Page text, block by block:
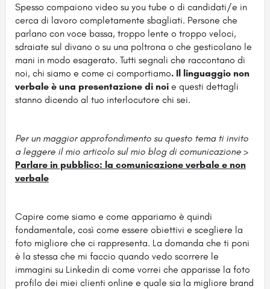
Spesso compaiono video su you tube o di candidati/e in
cerca di lavoro completamente sbagliati. Persone che
parlano con voce bassa, troppo lente o troppo veloci,
sdraiate sul divano o su una poltrona o che gesticolano le
mani in modo esagerato. Tutti segnali che raccontano di
noi, chi siamo e come ci comportiamo. Il linguaggio non
verbale è una presentazione di noi e questi dettagli
stanno dicendo al tuo interlocutore chi sei.
Per un maggior approfondimento su questo tema ti invito
a leggere il mio articolo sul mio blog di comunicazione >
Parlare in pubblico: la comunicazione verbale e non
verbale
Capire come siamo e come appariamo è quindi
fondamentale, così come essere obiettivi e scegliere la
foto migliore che ci rappresenta. La domanda che ti poni
è la stessa che mi faccio quando vedo scorrere le
immagini su Linkedin di come vorrei che apparisse la foto
profilo dei miei clienti online e quale sia la migliore brand